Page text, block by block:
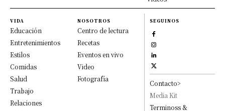
VIDA
Educación
Entretenimientos
Estilos
Comidas
Salud
Trabajo
Relaciones
NOSOTROS
Centro de lectura
Recetas
Eventos en vivo
Video
Fotografía
SEGUINOS
Contacto>
Media Kit
Terminoss &